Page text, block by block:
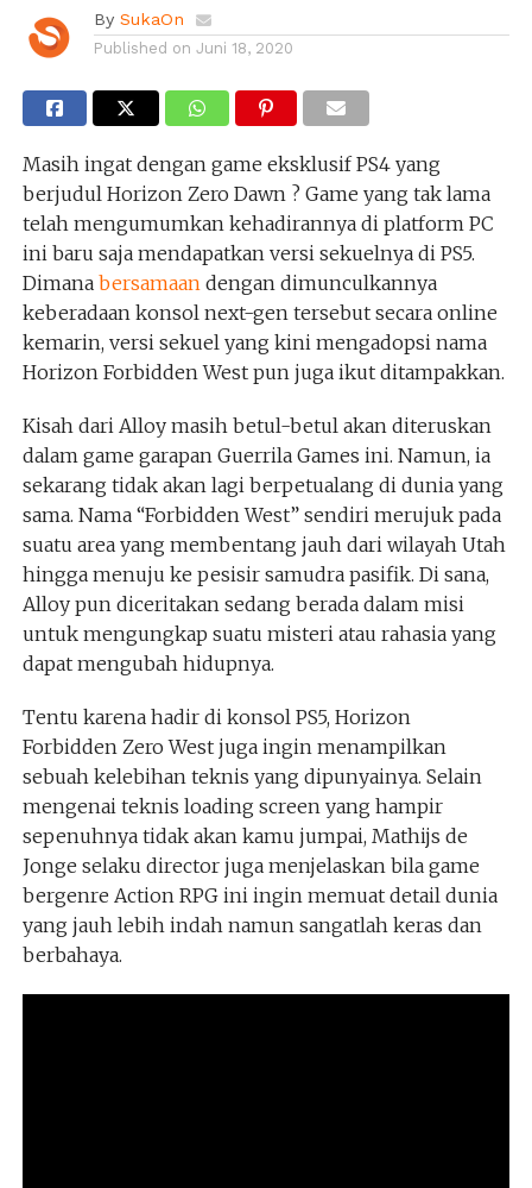
By SukaOn
Published on Juni 18, 2020
Masih ingat dengan game eksklusif PS4 yang
berjudul Horizon Zero Dawn ? Game yang tak lama
telah mengumumkan kehadirannya di platform PC
ini baru saja mendapatkan versi sekuelnya di PS5.
Dimana bersamaan dengan dimunculkannya
keberadaan konsol next-gen tersebut secara online
kemarin, versi sekuel yang kini mengadopsi nama
Horizon Forbidden West pun juga ikut ditampakkan.
Kisah dari Alloy masih betul-betul akan diteruskan
dalam game garapan Guerrila Games ini. Namun, ia
sekarang tidak akan lagi berpetualang di dunia yang
sama. Nama “Forbidden West” sendiri merujuk pada
suatu area yang membentang jauh dari wilayah Utah
hingga menuju ke pesisir samudra pasifik. Di sana,
Alloy pun diceritakan sedang berada dalam misi
untuk mengungkap suatu misteri atau rahasia yang
dapat mengubah hidupnya.
Tentu karena hadir di konsol PS5, Horizon
Forbidden Zero West juga ingin menampilkan
sebuah kelebihan teknis yang dipunyainya. Selain
mengenai teknis loading screen yang hampir
sepenuhnya tidak akan kamu jumpai, Mathijs de
Jonge selaku director juga menjelaskan bila game
bergenre Action RPG ini ingin memuat detail dunia
yang jauh lebih indah namun sangatlah keras dan
berbahaya.